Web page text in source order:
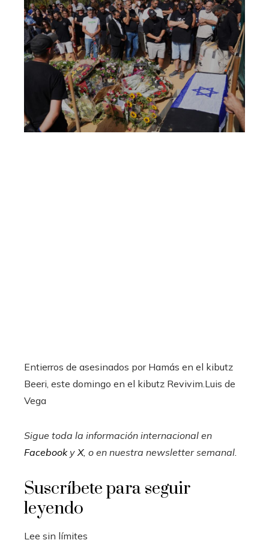
Entierros de asesinados por Hamás en el kibutz
Beeri, este domingo en el kibutz Revivim.Luis de
Vega
Sigue toda la información internacional en
FacebookyX, o en nuestra newsletter semanal.
Suscríbete para seguir
leyendo
Lee sin límites